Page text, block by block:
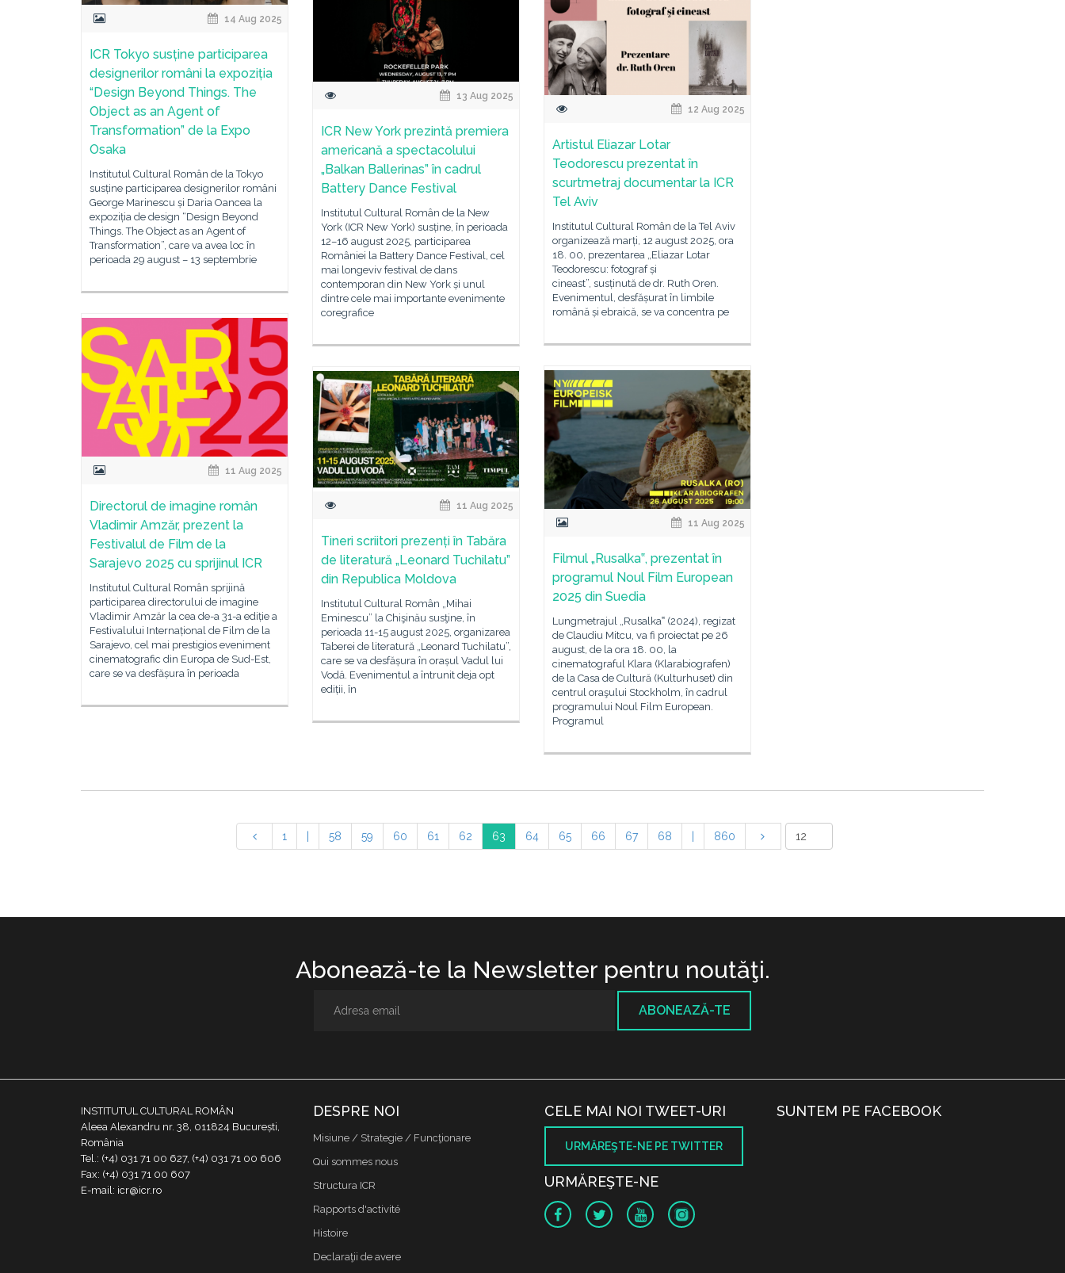
14 Aug 2025
ICR Tokyo susține participarea
designerilor români la expoziția
“Design Beyond Things. The
Object as an Agent of
Transformation” de la Expo
Osaka
Institutul Cultural Român de la Tokyo
susține participarea designerilor români
George Marinescu și Daria Oancea la
expoziția de design “Design Beyond
Things. The Object as an Agent of
Transformation”, care va avea loc în
perioada 29 august – 13 septembrie
13 Aug 2025
ICR New York prezintă premiera
americană a spectacolului
„Balkan Ballerinas” în cadrul
Battery Dance Festival
Institutul Cultural Român de la New
York (ICR New York) susține, în perioada
12–16 august 2025, participarea
României la Battery Dance Festival, cel
mai longeviv festival de dans
contemporan din New York și unul
dintre cele mai importante evenimente
coregrafice
12 Aug 2025
Artistul Eliazar Lotar
Teodorescu prezentat în
scurtmetraj documentar la ICR
Tel Aviv
Institutul Cultural Român de la Tel Aviv
organizează marți, 12 august 2025, ora
18. 00, prezentarea „Eliazar Lotar
Teodorescu: fotograf și
cineast”, susținută de dr. Ruth Oren.
Evenimentul, desfășurat în limbile
română și ebraică, se va concentra pe
11 Aug 2025
Directorul de imagine român
Vladimir Amzăr, prezent la
Festivalul de Film de la
Sarajevo 2025 cu sprijinul ICR
Institutul Cultural Român sprijină
participarea directorului de imagine
Vladimir Amzăr la cea de-a 31-a ediție a
Festivalului Internațional de Film de la
Sarajevo, cel mai prestigios eveniment
cinematografic din Europa de Sud-Est,
care se va desfășura în perioada
11 Aug 2025
Filmul „Rusalka‟, prezentat în
programul Noul Film European
2025 din Suedia
Lungmetrajul „Rusalka‟ (2024), regizat
de Claudiu Mitcu, va fi proiectat pe 26
august, de la ora 18. 00, la
cinematograful Klara (Klarabiografen)
de la Casa de Cultură (Kulturhuset) din
centrul oraşului Stockholm, în cadrul
programului Noul Film European.
Programul
11 Aug 2025
Tineri scriitori prezenți în Tabăra
de literatură „Leonard Tuchilatu”
din Republica Moldova
Institutul Cultural Român „Mihai
Eminescu” la Chişinău susţine, în
perioada 11-15 august 2025, organizarea
Taberei de literatură „Leonard Tuchilatu”,
care se va desfășura în orașul Vadul lui
Vodă. Evenimentul a întrunit deja opt
ediții, în
1 58 59 60 61 62 63 64 65 66 67 68 860
Abonează-te la Newsletter pentru noutăţi.
ABONEAZĂ-TE
INSTITUTUL CULTURAL ROMÂN
Aleea Alexandru nr. 38, 011824 București,
România
Tel.: (+4) 031 71 00 627, (+4) 031 71 00 606
Fax: (+4) 031 71 00 607
E-mail: icr@icr.ro
DESPRE NOI
Misiune / Strategie / Funcţionare
Qui sommes nous
Structura ICR
Rapports d'activité
Histoire
Declaraţii de avere
CELE MAI NOI TWEET-URI
URMĂREŞTE-NE PE TWITTER
URMĂREŞTE-NE
SUNTEM PE FACEBOOK